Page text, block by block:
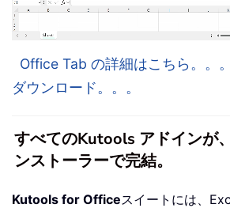
Office Tab の詳細はこちら。。。
ダウンロード。。。
すべてのKutools アドインが
ンストーラーで完結。
Kutools for Officeスイートには、